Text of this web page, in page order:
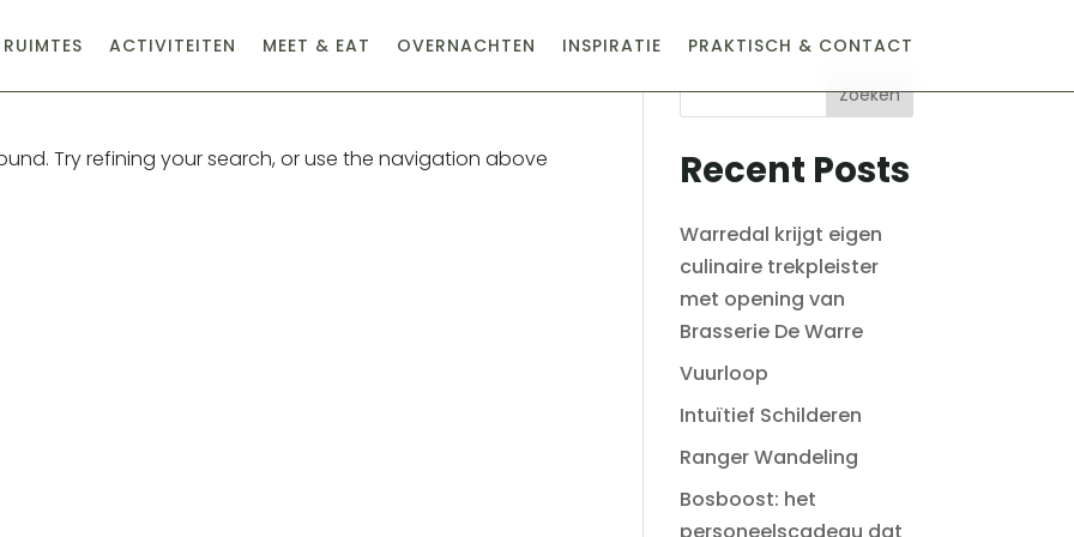
RUIMTES ACTIVITEITEN MEET & EAT OVERNACHTEN INSPIRATIE PRAKTISCH & CONTACT
Try refining your search, or use the navigation above
Zoeken
Recent Posts
Warredal krijgt eigen
culinaire trekpleister
met opening van
Brasserie De Warre
Vuurloop
Intuïtief Schilderen
Ranger Wandeling
Bosboost: het
personeelscadeau dat